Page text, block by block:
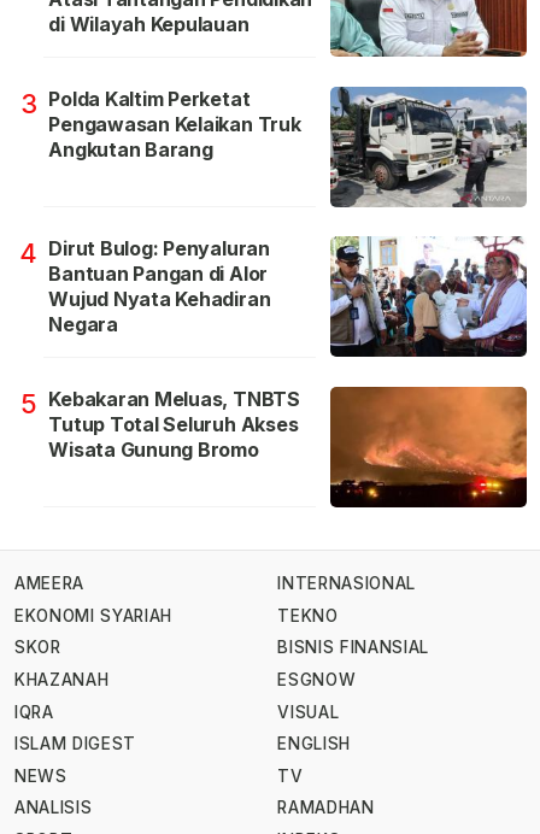
di Wilayah Kepulauan
3 Polda Kaltim Perketat
Pengawasan Kelaikan Truk
Angkutan Barang
4 Dirut Bulog: Penyaluran
Bantuan Pangan di Alor
Wujud Nyata Kehadiran
Negara
5 Kebakaran Meluas, TNBTS
Tutup Total Seluruh Akses
Wisata Gunung Bromo
AMEERA
EKONOMI SYARIAH
SKOR
KHAZANAH
IQRA
ISLAM DIGEST
NEWS
ANALISIS
INTERNASIONAL
TEKNO
BISNIS FINANSIAL
ESGNOW
VISUAL
ENGLISH
TV
RAMADHAN